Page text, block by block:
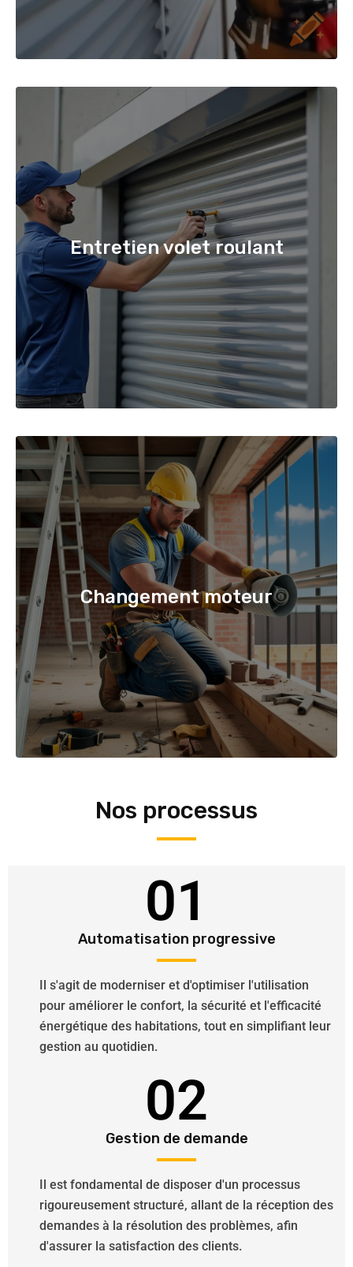
Entretien volet roulant
Changement moteur
Nos processus
01
Automatisation progressive
Il s'agit de moderniser et d'optimiser l'utilisation
pour améliorer le confort, la sécurité et l'efficacité
énergétique des habitations, tout en simplifiant leur
gestion au quotidien.
02
Gestion de demande
Il est fondamental de disposer d'un processus
rigoureusement structuré, allant de la réception des
demandes à la résolution des problèmes, afin
d'assurer la satisfaction des clients.